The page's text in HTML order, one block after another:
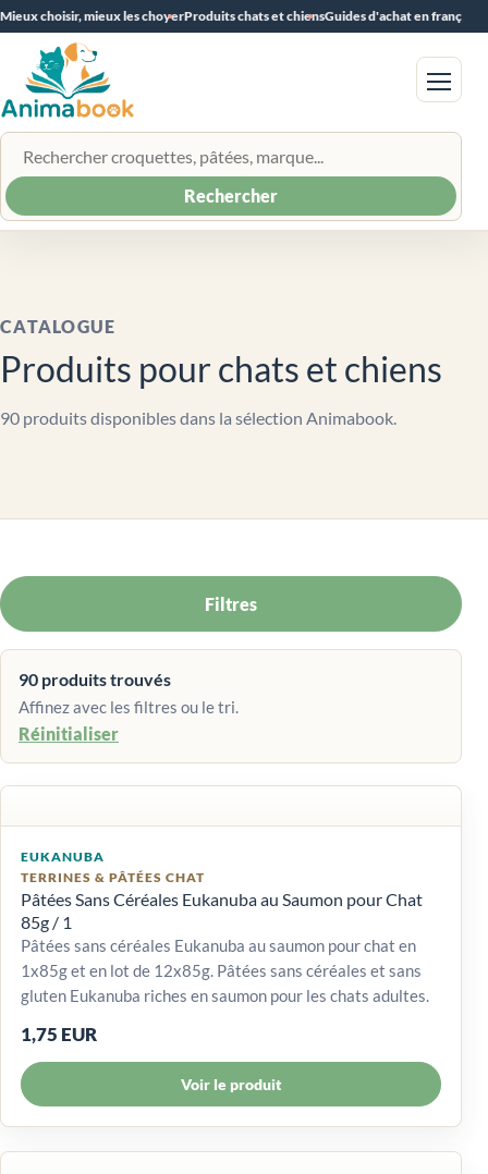
Mieux choisir, mieux les choyerProduits chats et chiensGuides d'achat en français
Rechercher un produit
Rechercher
Menu
CATALOGUE
Produits pour chats et chiens
90 produits disponibles dans la sélection Animabook.
Filtres
90 produits trouvés
Affinez avec les filtres ou le tri.
Réinitialiser
EUKANUBA
TERRINES & PÂTÉES CHAT
Pâtées Sans Céréales Eukanuba au Saumon pour Chat
85g / 1
Pâtées sans céréales Eukanuba au saumon pour chat en
1x85g et en lot de 12x85g. Pâtées sans céréales et sans
gluten Eukanuba riches en saumon pour les chats adultes.
1,75 EUR
Voir le produit